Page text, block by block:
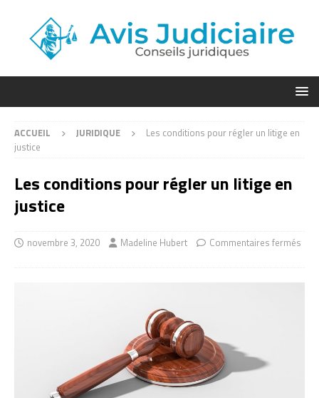
ACCUEIL JURIDIQUE
Les conditions pour régler un litige en
justice
Les conditions pour régler un litige en
justice
novembre 3, 2020 Madeline Hubert Commentaires fermés